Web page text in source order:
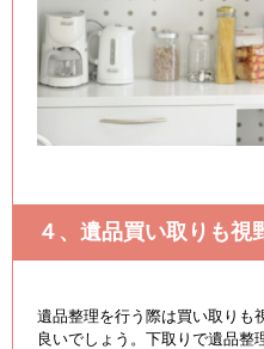
４、遺品買い取りも視
遺品整理を行う際は買い取りも
良いでしょう。下取りで遺品整